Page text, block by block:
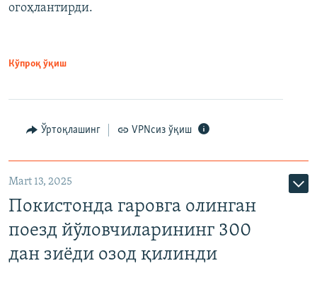
огоҳлантирди.
Кўпроқ ўқиш
Ўртоқлашинг VPNсиз ўқиш
Mart 13, 2025
Покистонда гаровга олинган
поезд йўловчиларининг 300
дан зиёди озод қилинди